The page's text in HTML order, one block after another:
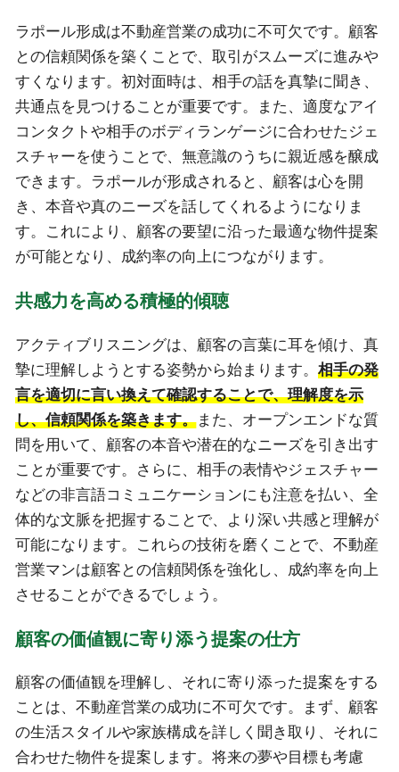
ラポール形成は不動産営業の成功に不可欠です。顧客
との信頼関係を築くことで、取引がスムーズに進みや
すくなります。初対面時は、相手の話を真摯に聞き、
共通点を見つけることが重要です。また、適度なアイ
コンタクトや相手のボディランゲージに合わせたジェ
スチャーを使うことで、無意識のうちに親近感を醸成
できます。ラポールが形成されると、顧客は心を開
き、本音や真のニーズを話してくれるようになりま
す。これにより、顧客の要望に沿った最適な物件提案
が可能となり、成約率の向上につながります。
共感力を高める積極的傾聴
アクティブリスニングは、顧客の言葉に耳を傾け、真
摯に理解しようとする姿勢から始まります。 相手の発
言を適切に言い換えて確認することで、理解度を示
し、信頼関係を築きます。また、オープンエンドな質
問を用いて、顧客の本音や潜在的なニーズを引き出す
ことが重要です。さらに、相手の表情やジェスチャー
などの非言語コミュニケーションにも注意を払い、全
体的な文脈を把握することで、より深い共感と理解が
可能になります。これらの技術を磨くことで、不動産
営業マンは顧客との信頼関係を強化し、成約率を向上
させることができるでしょう。
顧客の価値観に寄り添う提案の仕方
顧客の価値観を理解し、それに寄り添った提案をする
ことは、不動産営業の成功に不可欠です。まず、顧客
の生活スタイルや家族構成を詳しく聞き取り、それに
合わせた物件を提案します。将来の夢や目標も考慮